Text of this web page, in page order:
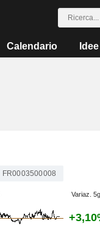
Calendario Idee
FR0003500008
Variaz.